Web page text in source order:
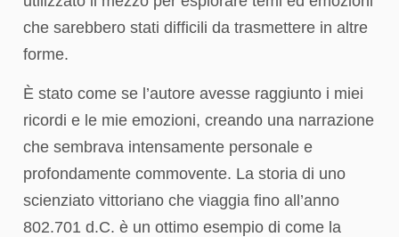
che sarebbero stati difficili da trasmettere in altre
forme.
È stato come se l’autore avesse raggiunto i miei
ricordi e le mie emozioni, creando una narrazione
che sembrava intensamente personale e
profondamente commovente. La storia di uno
scienziato vittoriano che viaggia fino all’anno
802.701 d.C. è un ottimo esempio di come la